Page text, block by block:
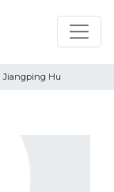
Jiangping Hu